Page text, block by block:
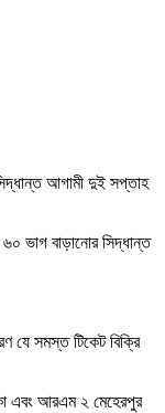
আগামী দুই সপ্তাহ
৬০ ভাগ বাড়ানোর সিদ্ধান্ত
যে সমস্ত টিকেট বিক্রি
এবং আরএম ২ মেহেরপুর